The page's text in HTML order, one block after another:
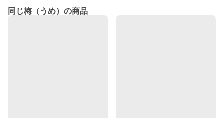
同じ梅（うめ）の商品